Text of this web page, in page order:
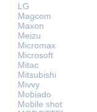
LG
Magcom
Maxon
Meizu
Micromax
Microsoft
Mitac
Mitsubishi
Mivvy
Mobiado
Mobile shot